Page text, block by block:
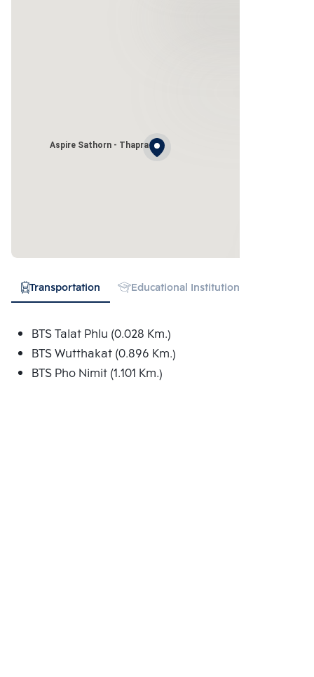
Aspire Sathorn - Thapra
Transportation Educational Institution
BTS Talat Phlu (0.028 Km.)
BTS Wutthakat (0.896 Km.)
BTS Pho Nimit (1.101 Km.)